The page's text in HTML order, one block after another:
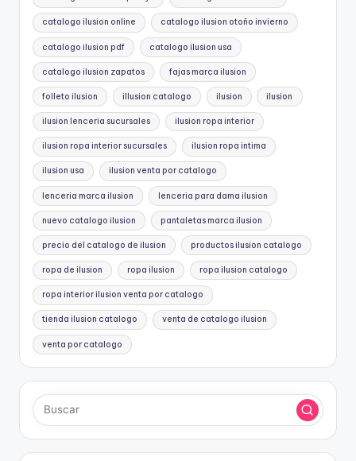
catalogo ilusion online catalogo ilusion otoño invierno
catalogo ilusion pdf catalogo ilusion usa
catalogo ilusion zapatos fajas marca ilusion
folleto ilusion illusion catalogo ilusion ilusion
ilusion lenceria sucursales ilusion ropa interior
ilusion ropa interior sucursales ilusion ropa intima
ilusion usa ilusion venta por catalogo
lenceria marca ilusion lenceria para dama ilusion
nuevo catalogo ilusion pantaletas marca ilusion
precio del catalogo de ilusion productos ilusion catalogo
ropa de ilusion ropa ilusion ropa ilusion catalogo
ropa interior ilusion venta por catalogo
tienda ilusion catalogo venta de catalogo ilusion
venta por catalogo